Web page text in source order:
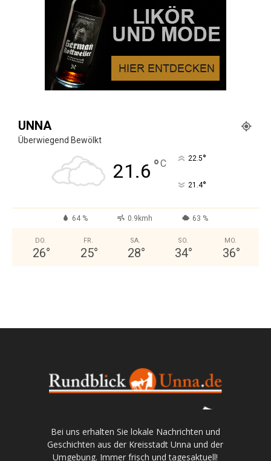
UNNA
Überwiegend Bewölkt
21.6 °C 22.5°
21.4°
64 % 0.9kmh 63 %
DO.
26°
FR.
25°
SA.
28°
SO.
34°
MO.
36°
Bei uns erhalten Sie lokale Nachrichten und
Geschichten aus der Kreisstadt Unna und der
Umgebung. Immer frisch und tagesaktuell!